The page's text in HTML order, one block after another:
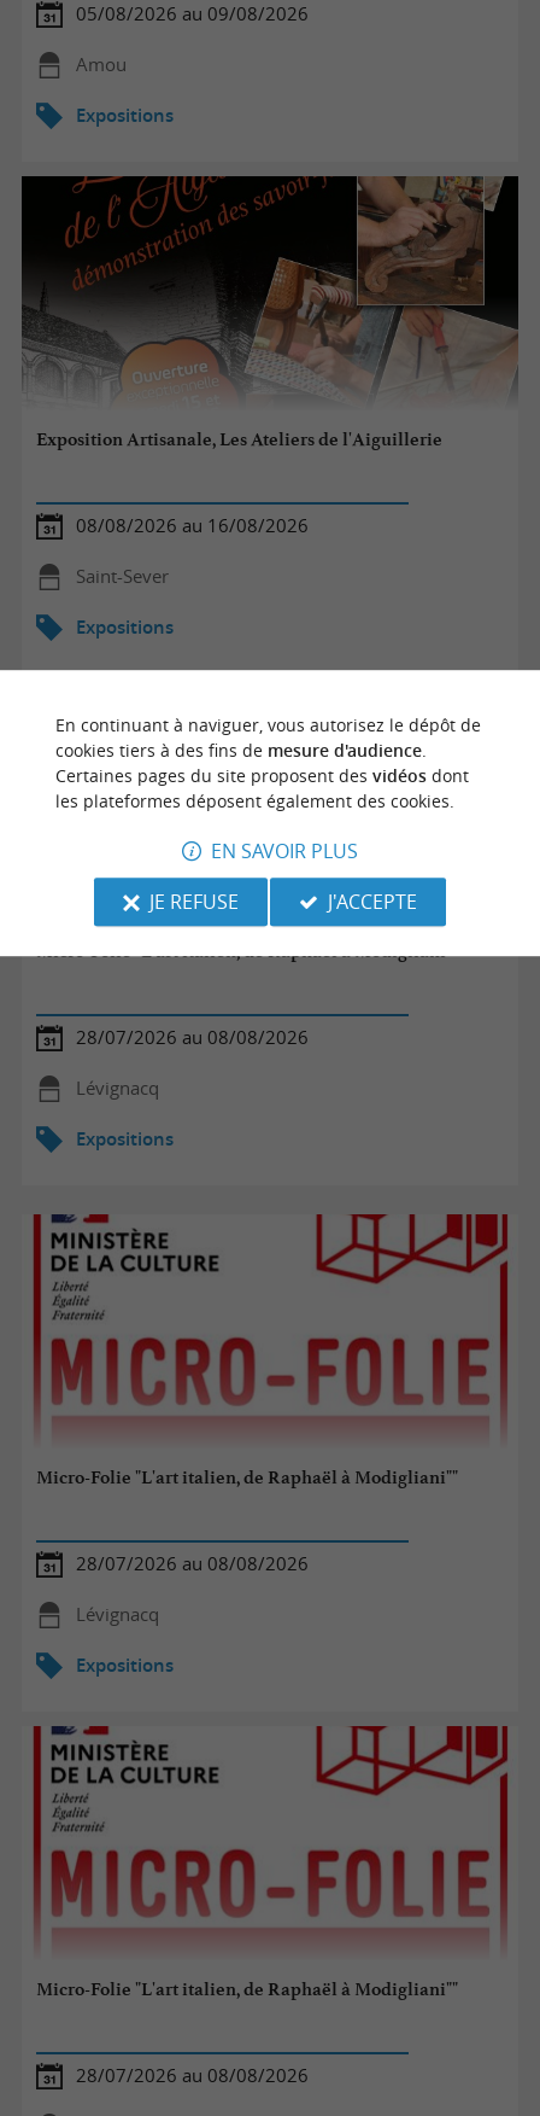
05/08/2026 au 09/08/2026
Amou
Expositions
Exposition Artisanale, Les Ateliers de l'Aiguillerie
08/08/2026 au 16/08/2026
Saint-Sever
Expositions
Micro-Folie "L'art italien, de Raphaël à Modigliani""
28/07/2026 au 08/08/2026
Lévignacq
Expositions
Micro-Folie "L'art italien, de Raphaël à Modigliani""
28/07/2026 au 08/08/2026
Lévignacq
Expositions
Micro-Folie "L'art italien, de Raphaël à Modigliani""
28/07/2026 au 08/08/2026
En continuant à naviguer, vous autorisez le dépôt de
cookies tiers à des fins de mesure d'audience.
Certaines pages du site proposent des vidéosdont
les plateformes déposent également des cookies.
EN SAVOIR PLUS
JE REFUSE
J'ACCEPTE